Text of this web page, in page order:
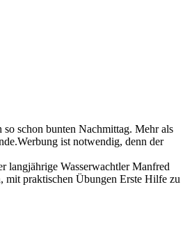
schon bunten Nachmittag. Mehr als
ist notwendig, denn der
langjährige Wasserwachtler Manfred
mit praktischen Übungen Erste Hilfe zu